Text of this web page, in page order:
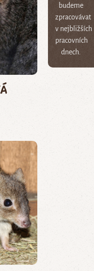
budeme
zpracovávat
v nejbližších
pracovních
dnech.